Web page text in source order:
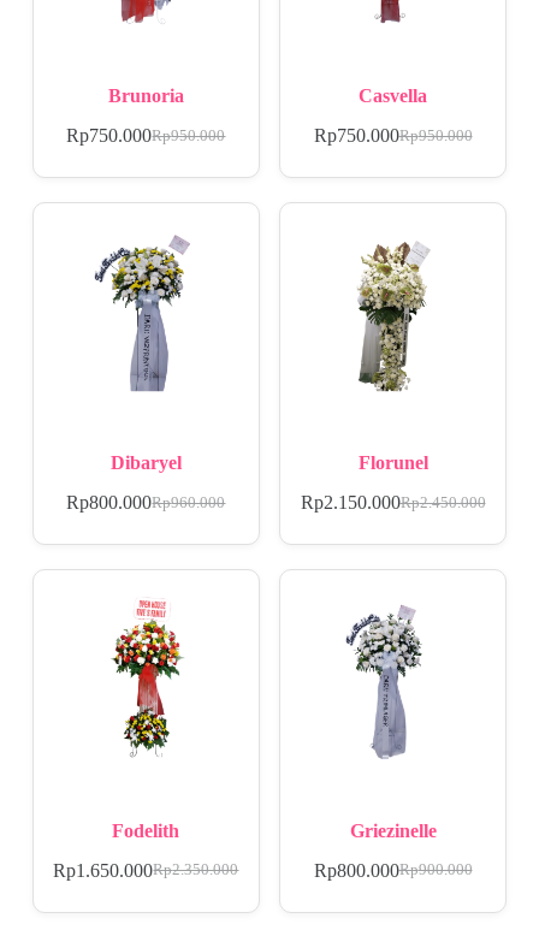
Brunoria
Rp950.000
Rp750.000
Casvella
Rp950.000
Rp750.000
Dibaryel
Rp960.000
Rp800.000
Florunel
Rp2.450.000
Rp2.150.000
Fodelith
Rp2.350.000
Rp1.650.000
Griezinelle
Rp900.000
Rp800.000